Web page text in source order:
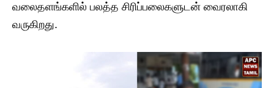
வலைதளங்களில் பலத்த சிரிப்பலைகளுடன் வைரலாகி
வருகிறது.